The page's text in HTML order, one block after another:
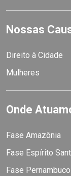
Nossas
Direito à Cidade
Mulheres
Onde
Fase Amazônia
Fase Espírito
Fase Pernambuco